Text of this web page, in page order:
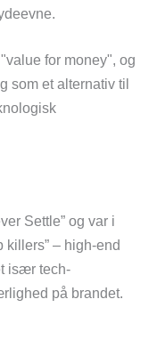
for money", og
som et alternativ til
Settle” og var i
killers” – high-end
især tech-
på brandet.